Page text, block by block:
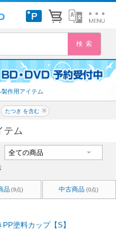
製作用アイテム
たつき を含む
テム
品 (9点) 中古商品 (0点)
PP塗料カップ【S】